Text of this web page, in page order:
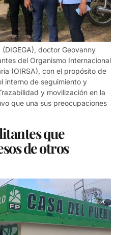
doctor Geovanny
del Organismo Internacional
(OIRSA), con el propósito de
interno de seguimiento y
y movilización en la
que una sus preocupaciones
que
de otros